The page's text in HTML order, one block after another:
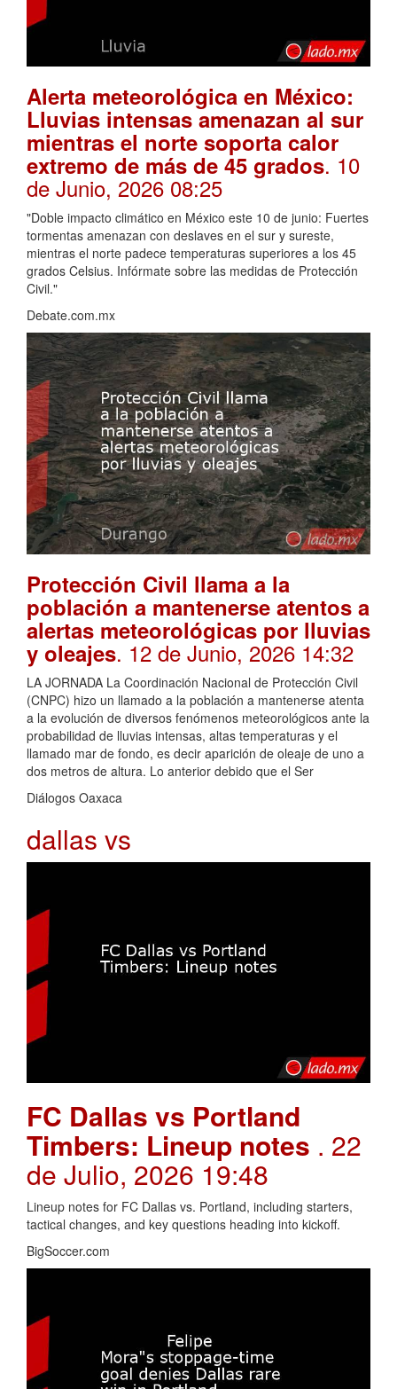
Alerta meteorológica en México:
Lluvias intensas amenazan al sur
mientras el norte soporta calor
extremo de más de 45 grados. 10
de Junio, 2026 08:25
"Doble impacto climático en México este 10 de junio: Fuertes
tormentas amenazan con deslaves en el sur y sureste,
mientras el norte padece temperaturas superiores a los 45
grados Celsius. Infórmate sobre las medidas de Protección
Civil."
Debate.com.mx
Protección Civil llama a la
población a mantenerse atentos a
alertas meteorológicas por lluvias
y oleajes. 12 de Junio, 2026 14:32
LA JORNADA La Coordinación Nacional de Protección Civil
(CNPC) hizo un llamado a la población a mantenerse atenta
a la evolución de diversos fenómenos meteorológicos ante la
probabilidad de lluvias intensas, altas temperaturas y el
llamado mar de fondo, es decir aparición de oleaje de uno a
dos metros de altura. Lo anterior debido que el Ser
Diálogos Oaxaca
dallas vs
FC Dallas vs Portland
Timbers: Lineup notes . 22
de Julio, 2026 19:48
Lineup notes for FC Dallas vs. Portland, including starters,
tactical changes, and key questions heading into kickoff.
BigSoccer.com